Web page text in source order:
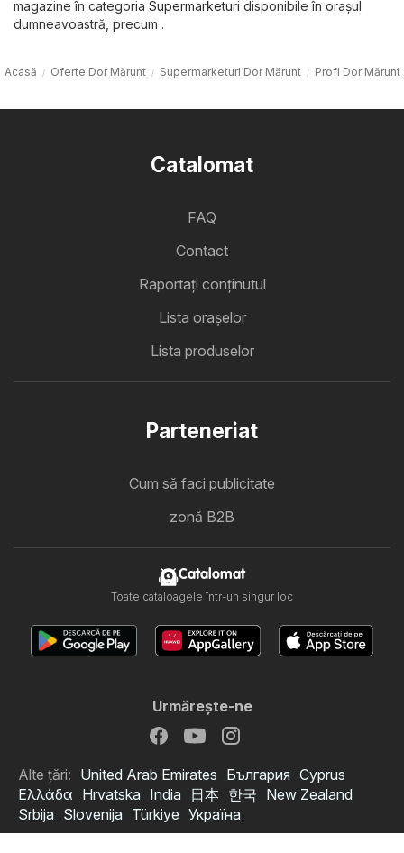
magazine în categoria Supermarketuri disponibile în orașul
dumneavoastră, precum .
Acasă Oferte Dor Mărunt Supermarketuri Dor Mărunt Profi Dor Mărunt
Catalomat
FAQ
Contact
Raportați conținutul
Lista oraşelor
Lista produselor
Parteneriat
Cum să faci publicitate
zonă B2B
Catalomat
Toate cataloagele într-un singur loc
Urmăreşte-ne
Alte țări: United Arab Emirates България Cyprus
Ελλάδα Hrvatska India 日本 한국 New Zealand
Srbija Slovenija Türkiye Україна